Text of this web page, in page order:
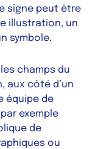
signe peut être
illustration, un
symbole.
champs du
aux côté d’un
équipe de
exemple
de
ou